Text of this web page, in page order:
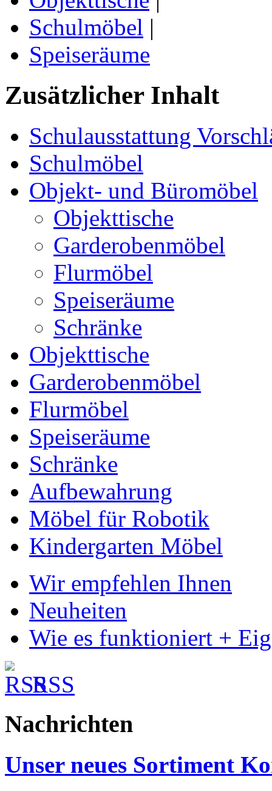
Schulmöbel |
Speiseräume
Zusätzlicher Inhalt
Schulausstattung
Schulmöbel
Objekt- und Büromöbel
Objekttische
Garderobenmöbel
Flurmöbel
Speiseräume
Schränke
Objekttische
Garderobenmöbel
Flurmöbel
Speiseräume
Schränke
Aufbewahrung
Möbel für Robotik
Kindergarten Möbel
Wir empfehlen Ihnen
Neuheiten
Wie es funktioniert +
RSS
Nachrichten
Unser neues Sortiment